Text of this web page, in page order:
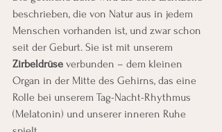
beschrieben, die von Natur aus in jedem
Menschen vorhanden ist, und zwar schon
seit der Geburt. Sie ist mit unserem
Zirbeldrüse verbunden – dem kleinen
Organ in der Mitte des Gehirns, das eine
Rolle bei unserem Tag-Nacht-Rhythmus
(Melatonin) und unserer inneren Ruhe